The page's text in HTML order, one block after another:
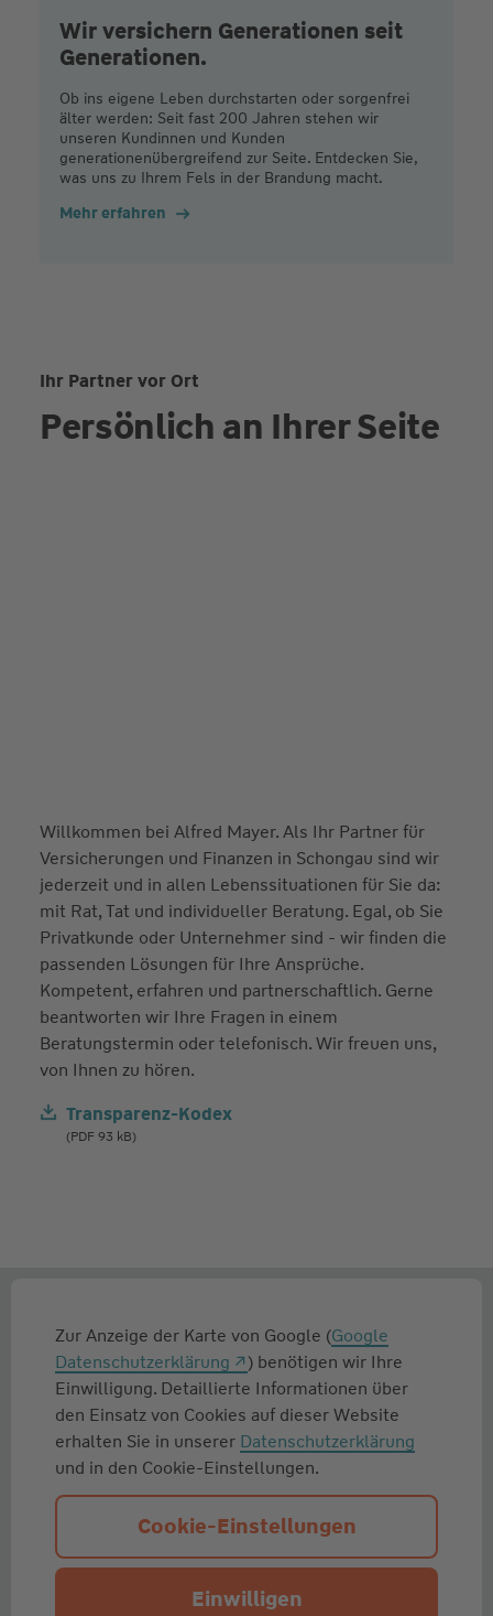
Wir versichern Generationen seit
Generationen.
Ob ins eigene Leben durchstarten oder sorgenfrei
älter werden: Seit fast 200 Jahren stehen wir
unseren Kundinnen und Kunden
generationenübergreifend zur Seite. Entdecken Sie,
was uns zu Ihrem Fels in der Brandung macht.
Mehr erfahren
Ihr Partner vor Ort
Persönlich an Ihrer Seite
Willkommen bei Alfred Mayer. Als Ihr Partner für
Versicherungen und Finanzen in Schongau sind wir
jederzeit und in allen Lebenssituationen für Sie da:
mit Rat, Tat und individueller Beratung. Egal, ob Sie
Privatkunde oder Unternehmer sind - wir finden die
passenden Lösungen für Ihre Ansprüche.
Kompetent, erfahren und partnerschaftlich. Gerne
beantworten wir Ihre Fragen in einem
Beratungstermin oder telefonisch. Wir freuen uns,
von Ihnen zu hören.
Transparenz-Kodex
(PDF 93 kB)
Zur Anzeige der Karte von Google (Google
Datenschutzerklärung
) benötigen wir Ihre
Einwilligung. Detaillierte Informationen über
den Einsatz von Cookies auf dieser Website
erhalten Sie in unserer Datenschutzerklärung
und in den Cookie-Einstellungen.
Cookie-Einstellungen
Einwilligen